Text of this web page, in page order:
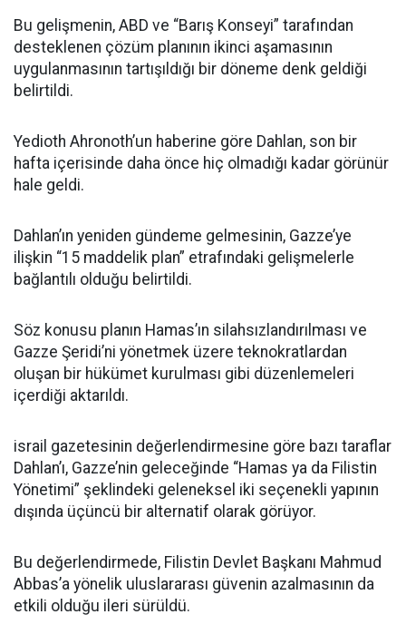
Bu gelişmenin, ABD ve “Barış Konseyi” tarafından
desteklenen çözüm planının ikinci aşamasının
uygulanmasının tartışıldığı bir döneme denk geldiği
belirtildi.
Yedioth Ahronoth’un haberine göre Dahlan, son bir
hafta içerisinde daha önce hiç olmadığı kadar görünür
hale geldi.
Dahlan’ın yeniden gündeme gelmesinin, Gazze’ye
ilişkin “15 maddelik plan” etrafındaki gelişmelerle
bağlantılı olduğu belirtildi.
Söz konusu planın Hamas’ın silahsızlandırılması ve
Gazze Şeridi’ni yönetmek üzere teknokratlardan
oluşan bir hükümet kurulması gibi düzenlemeleri
içerdiği aktarıldı.
israil gazetesinin değerlendirmesine göre bazı taraflar
Dahlan’ı, Gazze’nin geleceğinde “Hamas ya da Filistin
Yönetimi” şeklindeki geleneksel iki seçenekli yapının
dışında üçüncü bir alternatif olarak görüyor.
Bu değerlendirmede, Filistin Devlet Başkanı Mahmud
Abbas’a yönelik uluslararası güvenin azalmasının da
etkili olduğu ileri sürüldü.